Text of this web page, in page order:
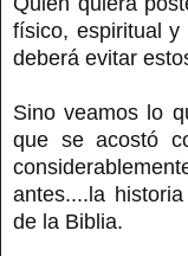
físico, espiritual y
deberá evitar
Sino veamos lo
que se acostó
antes....la
de la Biblia.